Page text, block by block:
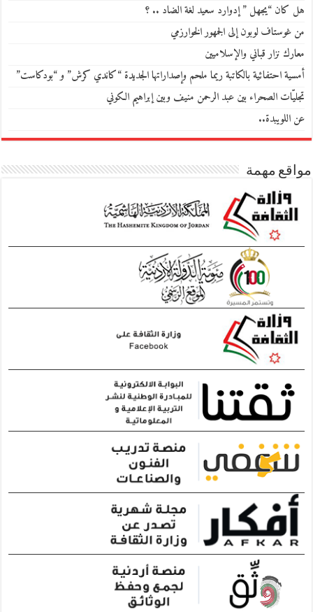
هل كان “يجهل ” إدوارد سعيد لغة الضاد .. ؟
من غوستاف لوبون إلى الجمهور الخوارزمي
معارك نزار قباني والإسلاميين
أمسية احتفائية بالكاتبة ريما ملحم وإصداراتها الجديدة “كاندي كرش” و “بودكاست”
تجليّات الصحراء بين عبد الرحمن منيف وبين إبراهيم الكوني
عن اللويبدة..
مواقع مهمة